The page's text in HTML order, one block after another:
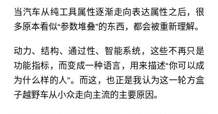
当汽车从纯工具属性逐渐走向表达属性之后，很
多原本看似“参数堆叠”的东西，都会被重新理解。
动力、结构、通过性、智能系统，这些不再只是
功能指标，而变成一种语言，用来描述“你可以成
为什么样的人”。而这，也正是我认为这一轮方盒
子越野车从小众走向主流的主要原因。